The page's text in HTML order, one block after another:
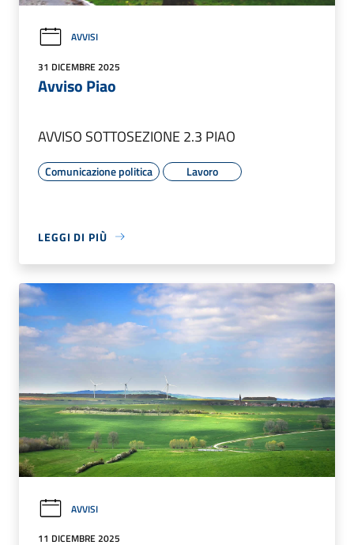
AVVISI
31 DICEMBRE 2025
Avviso Piao
AVVISO SOTTOSEZIONE 2.3 PIAO
Comunicazione politica Lavoro
LEGGI DI PIÙ
AVVISI
11 DICEMBRE 2025